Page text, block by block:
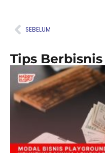
Prev
SEBELUM
Tips